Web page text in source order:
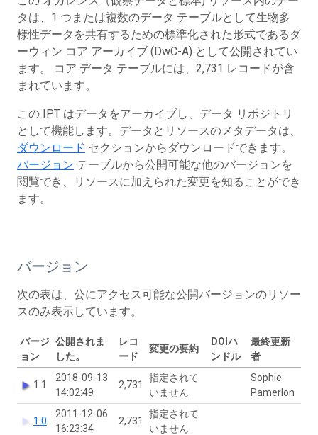
タは、1 つまたは複数のデータ テーブルとして生物多
様性データを共有するための標準化された形式であるダ
ーウィン コア アーカイブ (DwC-A) として公開されてい
ます。 コア データ テーブルには、2,731 レコードが含
まれています。
この IPT はデータをアーカイブし、データ リポジトリ
として機能します。データとリソースのメタデータは、
ダウンロード セクションからダウンロードできます。
バージョン テーブルから公開可能な他のバージョンを
閲覧でき、リソースに加えられた変更を知ることができ
ます。
バージョン
次の表は、公にアクセス可能な公開バージョンのリソー
スのみ表示しています。
バージ
ョン
公開されま
した。
レコ
ード
変更の要約
DOIハ
ンドル
最終更新
者
1.1
2018-09-13
14:02:49
2,731
指定されて
いません
Sophie
Pamerlon
1.0
2011-12-06
16:23:34
2,731
指定されて
いません